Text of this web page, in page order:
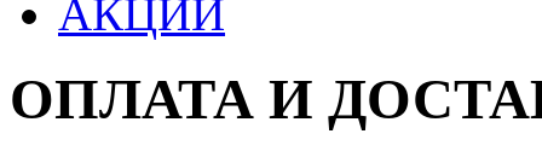
АКЦИИ
ОПЛАТА И